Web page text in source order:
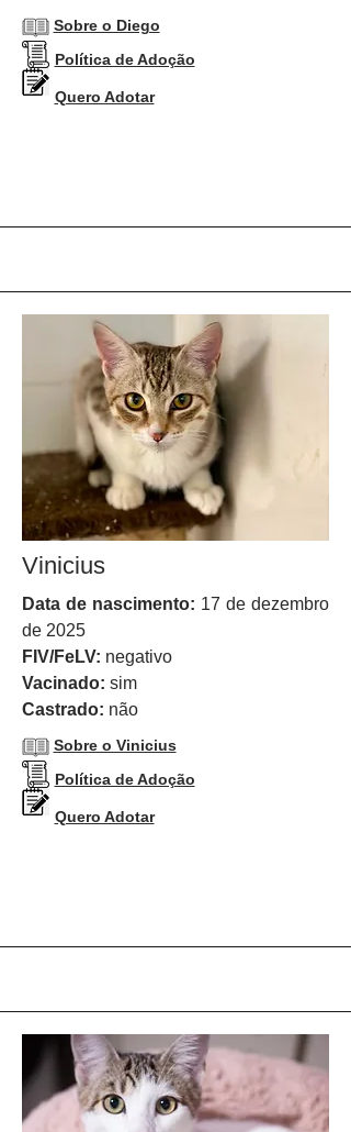
Sobre o Diego
Política de Adoção
Quero Adotar
Vinicius
Data de nascimento: 17 de dezembro
de 2025
FIV/FeLV: negativo
Vacinado: sim
Castrado: não
Sobre o Vinicius
Política de Adoção
Quero Adotar